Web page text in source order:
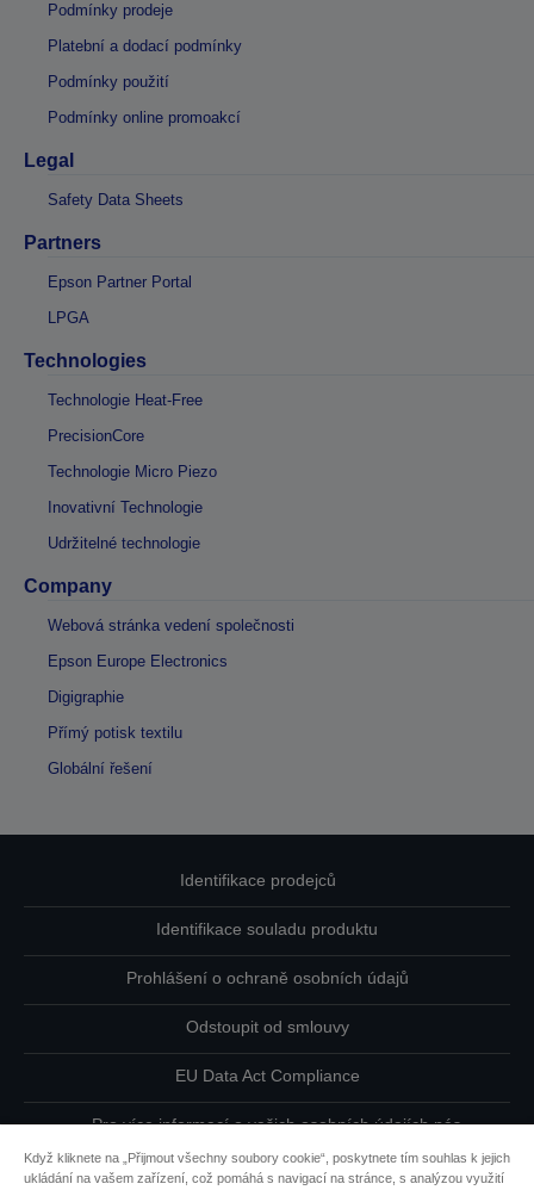
Podmínky prodeje
Platební a dodací podmínky
Podmínky použití
Podmínky online promoakcí
Legal
Safety Data Sheets
Partners
Epson Partner Portal
LPGA
Technologies
Technologie Heat-Free
PrecisionCore
Technologie Micro Piezo
Inovativní Technologie
Udržitelné technologie
Company
Webová stránka vedení společnosti
Epson Europe Electronics
Digigraphie
Přímý potisk textilu
Globální řešení
Identifikace prodejců
Identifikace souladu produktu
Prohlášení o ochraně osobních údajů
Odstoupit od smlouvy
EU Data Act Compliance
Pro více informací o vašich osobních údajích nás
kontaktujte
Když kliknete na „Přijmout všechny soubory cookie“, poskytnete tím souhlas k jejich
ukládání na vašem zařízení, což pomáhá s navigací na stránce, s analýzou využití